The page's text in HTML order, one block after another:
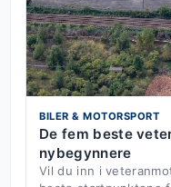
BILER & MOTORSPORT
De fem beste
nybegynnere
Vil du inn i